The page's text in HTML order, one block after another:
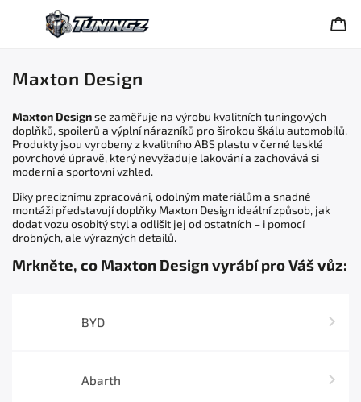
Maxton Design
Maxton Designse zaměřuje na výrobu kvalitních tuningových
doplňků, spoilerů a výplní nárazníků pro širokou škálu automobilů.
Produkty jsou vyrobeny z kvalitního ABS plastu v černé lesklé
povrchové úpravě, který nevyžaduje lakování a zachovává si
moderní a sportovní vzhled.
Díky preciznímu zpracování, odolným materiálům a snadné
montáži představují doplňky Maxton Design ideální způsob, jak
dodat vozu osobitý styl a odlišit jej od ostatních – i pomocí
drobných, ale výrazných detailů.
Mrkněte, co Maxton Design vyrábí pro Váš vůz:
BYD
Abarth